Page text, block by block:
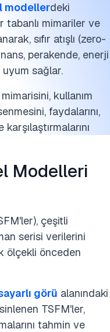
modellerdeki
tabanlı mimariler ve
sıfır atışlı (zero-
perakende, enerji
sağlar.
kullanım
faydalarını,
Modelleri
çeşitli
serisi verilerini
ölçekli önceden
görü alanındaki
TSFM'ler,
tahmin ve